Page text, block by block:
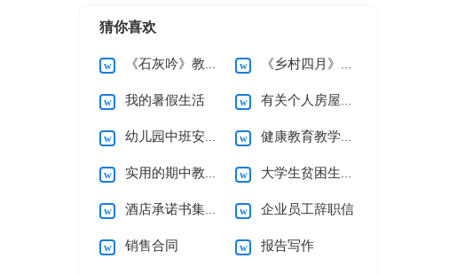
猜你喜欢
《石灰吟》教案5篇 《乡村四月》说课稿
我的暑假生活 有关个人房屋租赁合同范文10篇
幼儿园中班安全工作计划 健康教育教学计划
实用的期中教学总结3篇 大学生贫困生助学金申请书
酒店承诺书集锦六篇 企业员工辞职信
销售合同 报告写作